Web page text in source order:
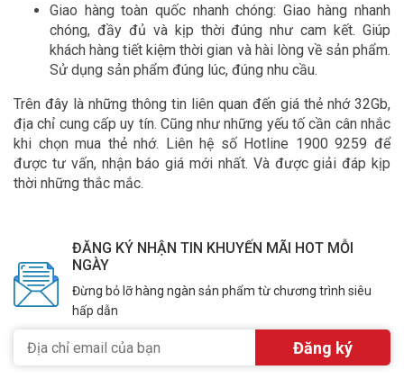
Giao hàng toàn quốc nhanh chóng: Giao hàng nhanh
chóng, đầy đủ và kịp thời đúng như cam kết. Giúp
khách hàng tiết kiệm thời gian và hài lòng về sản phẩm.
Sử dụng sản phẩm đúng lúc, đúng nhu cầu.
Trên đây là những thông tin liên quan đến giá thẻ nhớ 32Gb,
địa chỉ cung cấp uy tín. Cũng như những yếu tố cần cân nhắc
khi chọn mua thẻ nhớ. Liên hệ số Hotline 1900 9259 để
được tư vấn, nhận báo giá mới nhất. Và được giải đáp kịp
thời những thắc mắc.
ĐĂNG KÝ NHẬN TIN KHUYẾN MÃI HOT MỖI
NGÀY
Đừng bỏ lỡ hàng ngàn sản phẩm từ chương trình siêu
hấp dẫn